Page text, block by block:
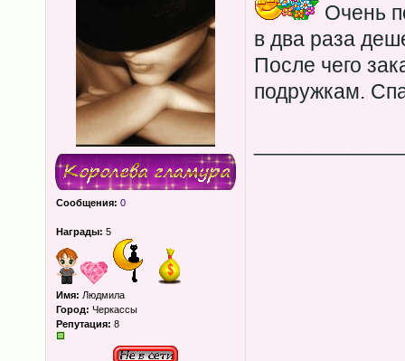
Сообщения: 0
Награды: 5
Имя: Людмила
Город: Черкассы
Репутация: 8
Очень
в два раза
После чего
подружкам.